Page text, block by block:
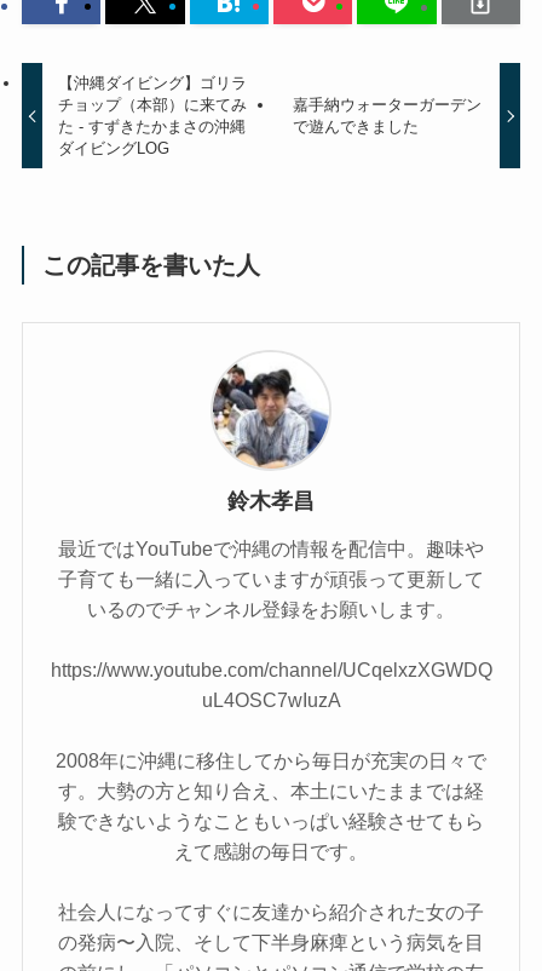
【沖縄ダイビング】ゴリラ
チョップ（本部）に来てみ
た - すずきたかまさの沖縄
ダイビングLOG
嘉手納ウォーターガーデン
で遊んできました
この記事を書いた人
鈴木孝昌
最近ではYouTubeで沖縄の情報を配信中。趣味や
子育ても一緒に入っていますが頑張って更新して
いるのでチャンネル登録をお願いします。
https://www.youtube.com/channel/UCqelxzXGWDQ
uL4OSC7wIuzA
2008年に沖縄に移住してから毎日が充実の日々で
す。大勢の方と知り合え、本土にいたままでは経
験できないようなこともいっぱい経験させてもら
えて感謝の毎日です。
社会人になってすぐに友達から紹介された女の子
の発病〜入院、そして下半身麻痺という病気を目